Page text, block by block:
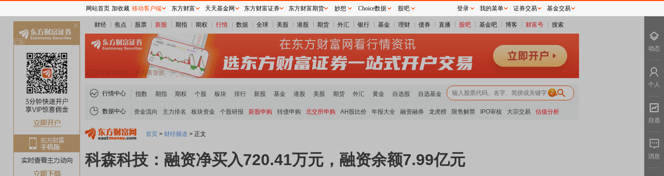
财经 焦点 股票 新股 期指 期权 行情 数据 全球 美股 港股 期货 外汇 银行 基金 理财 债券 直播 股吧 基金吧 博客 财富号 搜索
行情中心 指数 期指 期权 个股 板块 排行 新股 基金 港股 美股 期货 外汇 黄金 自选股 自选基金 2
数据中心 资金流向 主力排名 板块资金 个股研报 新股申购 转债申购 北交所申购 AH股比价 年报大全 融资融券 龙虎榜 限售解禁 IPO审核 大宗交易 估值分析
首页 > 财经频道 > 正文
科森科技：融资净买入720.41万元，融资余额7.99亿元
网站首页 加收藏 移动客户端 东方财富 天天基金网 东方财富证券 东方财富期货 妙想 Choice数据 股吧 登录 我的菜单 证券交易 基金交易
动态
个人
自选
消息
关